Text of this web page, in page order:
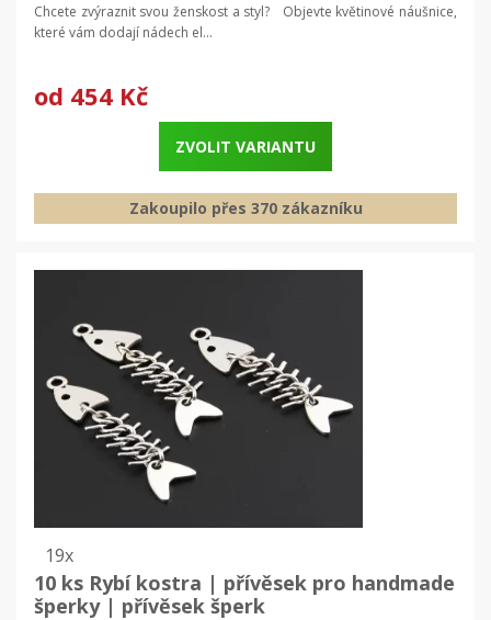
Chcete zvýraznit svou ženskost a styl? Objevte květinové náušnice,
které vám dodají nádech el...
od 454 Kč
ZVOLIT VARIANTU
Zakoupilo přes 370 zákazníku
19x
10 ks Rybí kostra | přívěsek pro handmade
šperky | přívěsek šperk